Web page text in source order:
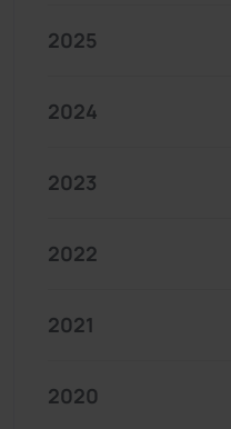
2025
2024
2023
2022
2021
2020